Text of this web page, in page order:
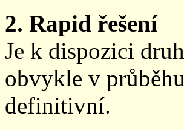
2. Rapid řešení
Je k dispozici
obvykle v
definitivní.